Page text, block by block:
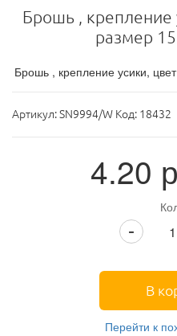
Брошь , крепление
размер
Брошь , крепление усики,
Артикул:SN9994/W Код: 18432
4.20
-
В
Перейти к